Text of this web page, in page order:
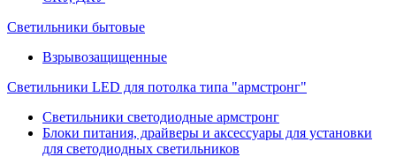
Светильники бытовые
Взрывозащищенные
Светильники LED для потолка типа "армстронг"
Светильники светодиодные армстронг
Блоки питания, драйверы и аксессуары для установки
для светодиодных светильников